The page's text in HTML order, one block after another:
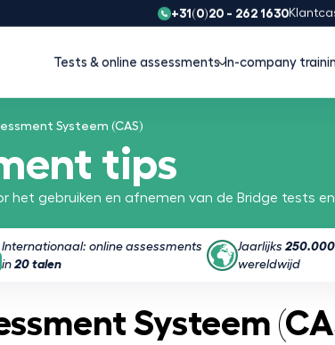
+31(0)20 - 262 1630
Tests & online assessments In-company
Systeem (CAS)
tips
het gebruiken en afnemen van de Bridge tests
Internationaal: online assessments
in 20 talen
Jaarlijks 250.000
wereldwijd
Systeem